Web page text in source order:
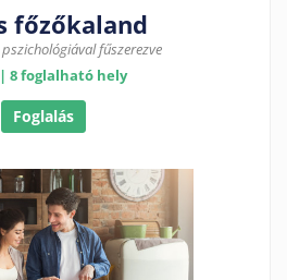
főzőkaland
fűszerezve
| 8 foglalható hely
Foglalás